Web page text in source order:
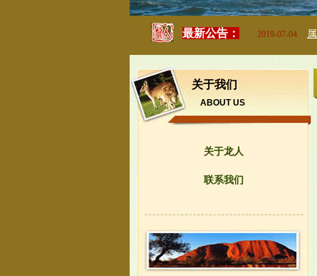
最新公告：属于你的特色之旅
关于我们
ABOUT US
关于龙人
联系我们